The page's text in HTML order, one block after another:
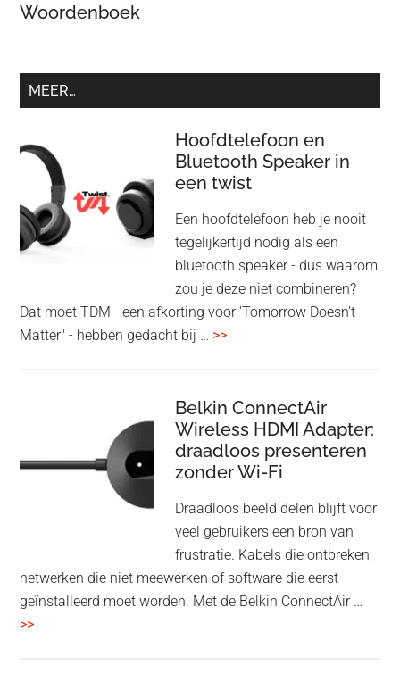
Woordenboek
MEER…
Hoofdtelefoon en
Bluetooth Speaker in
een twist
Een hoofdtelefoon heb je nooit
tegelijkertijd nodig als een
bluetooth speaker - dus waarom
zou je deze niet combineren?
Dat moet TDM - een afkorting voor 'Tomorrow Doesn't
Matter" - hebben gedacht bij … >>overHoofdtelefoon
Speaker
in
een
twist
Belkin ConnectAir
Wireless HDMI Adapter:
draadloos presenteren
zonder Wi-Fi
Draadloos beeld delen blijft voor
veel gebruikers een bron van
frustratie. Kabels die ontbreken,
netwerken die niet meewerken of software die eerst
geïnstalleerd moet worden. Met de Belkin ConnectAir …
>>overBelkin